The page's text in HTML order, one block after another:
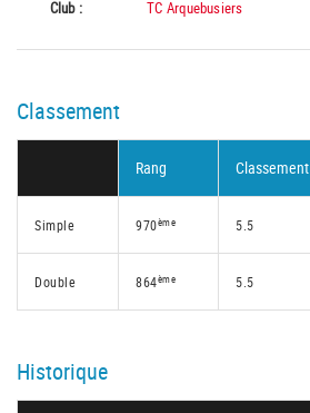
Club :
TC Arquebusiers
Classement
Rang Classement
Simple 970ème 5.5
Double 864ème 5.5
Historique